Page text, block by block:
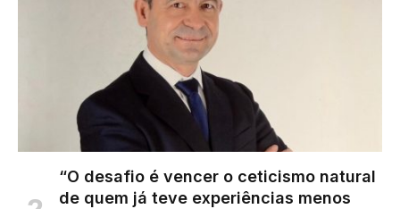
“O desafio é vencer o ceticismo natural
de quem já teve experiências menos